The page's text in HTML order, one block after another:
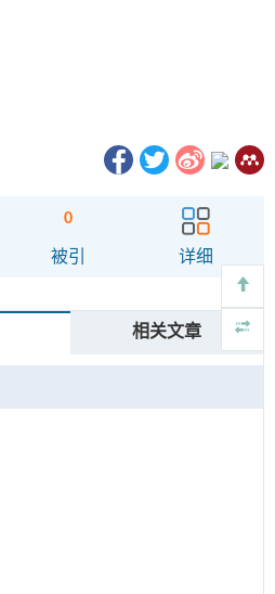
0
被引 详细
相关文章